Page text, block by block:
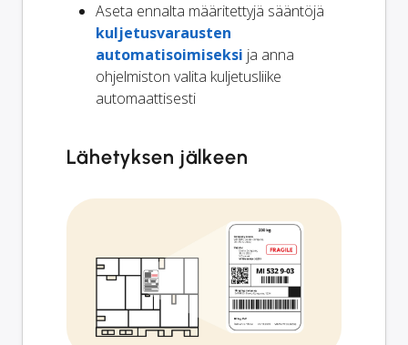
Aseta ennalta määritettyjä sääntöjä
kuljetusvarausten
automatisoimiseksi ja anna
ohjelmiston valita kuljetusliike
automaattisesti
Lähetyksen jälkeen